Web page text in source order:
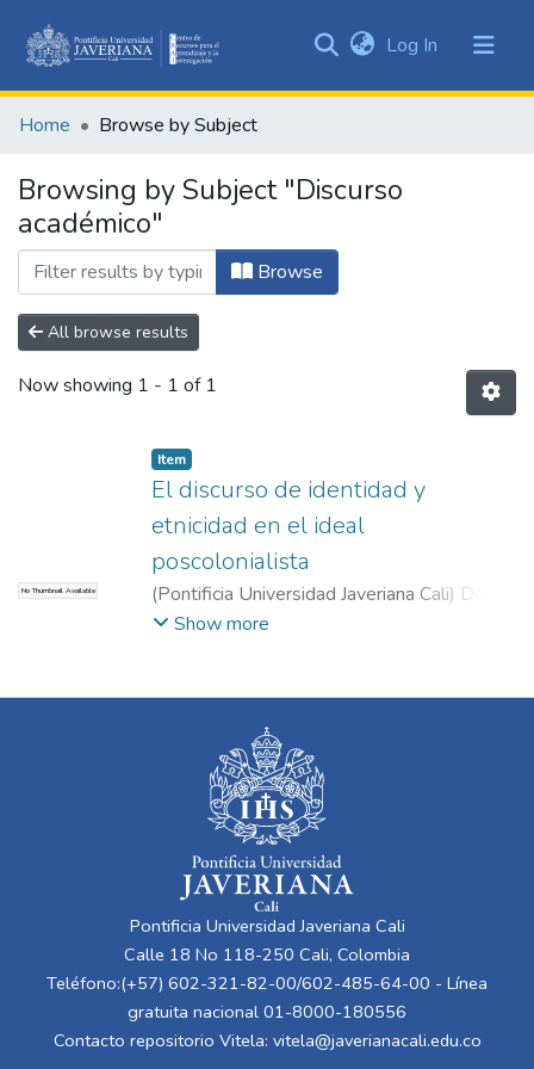
&
All of DSpace
Log In (current)
Home Browse by Subject
Browsing by Subject "Discurso
académico"
Browse
All browse results
Now showing 1 - 1 of 1
No Thumbnail Available
Item
El discurso de identidad y
etnicidad en el ideal
poscolonialista
(Pontificia Universidad Javeriana Cali) De
León González, Jorge Luis
Show more
Pontificia Universidad Javeriana Cali
Calle 18 No 118-250 Cali, Colombia
Teléfono:(+57) 602-321-82-00/602-485-64-00 - Línea
gratuita nacional 01-8000-180556
Contacto repositorio Vitela: vitela@javerianacali.edu.co